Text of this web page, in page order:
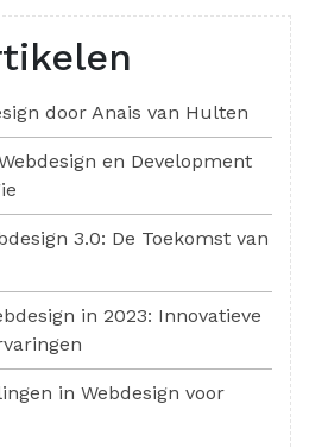
door Anais van Hulten
en Development
3.0: De Toekomst van
in 2023: Innovatieve
in Webdesign voor